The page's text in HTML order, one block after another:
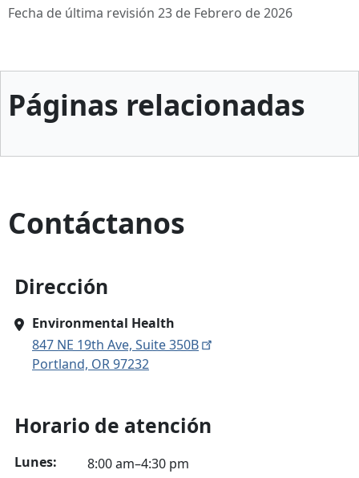
Fecha de última revisión 23 de Febrero de 2026
Páginas relacionadas
Contáctanos
Dirección
Environmental Health
847 NE 19th Ave, Suite 350B
Portland, OR 97232
Horario de atención
Lunes:
8:00 am–4:30 pm